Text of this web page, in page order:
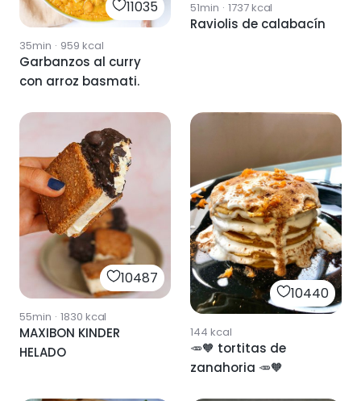
11035
35min · 959 kcal
Garbanzos al curry
con arroz basmati.
51min · 1737kcal
Raviolis de calabacín
10487
55min · 1830 kcal
MAXIBON KINDER
HELADO
10440
144 kcal
🥕🧡 tortitas de
zanahoria 🥕🧡